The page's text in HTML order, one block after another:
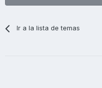
Ir a la lista de temas